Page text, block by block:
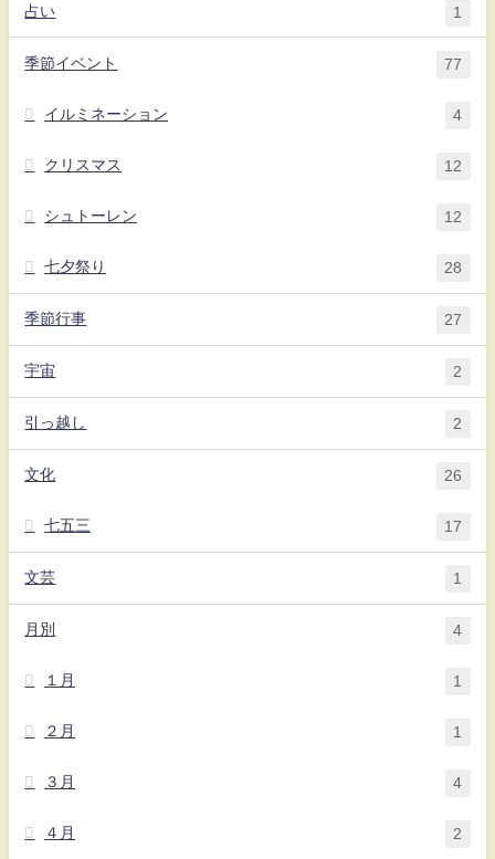
占い 1
季節イベント 77
イルミネーション 4
クリスマス 12
シュトーレン 12
七夕祭り 28
季節行事 27
宇宙 2
引っ越し 2
文化 26
七五三 17
文芸 1
月別 4
１月 1
２月 1
３月 4
４月 2